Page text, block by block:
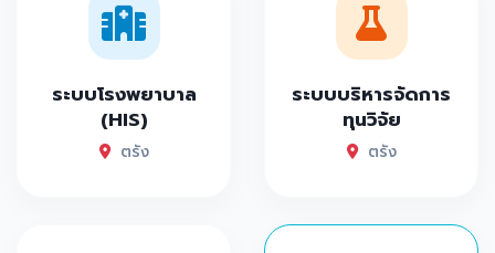
ระบบโรงพยาบาล
(HIS)
ตรัง
ระบบบริหารจัดการ
ทุนวิจัย
ตรัง